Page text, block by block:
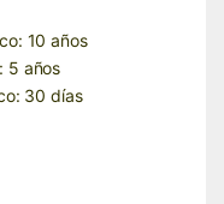
10 años
5 años
30 días